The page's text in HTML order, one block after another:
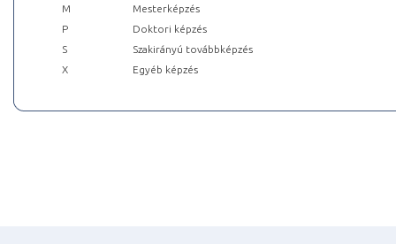
M
Mesterképzés
P
Doktori képzés
S
Szakirányú továbbképzés
X
Egyéb képzés